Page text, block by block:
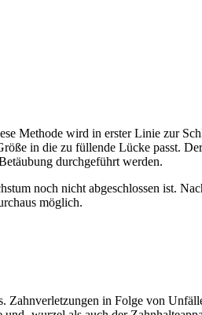
Methode wird in erster Linie zur
in die zu füllende Lücke passt.
durchgeführt werden.
noch nicht abgeschlossen ist.
möglich.
in Folge von